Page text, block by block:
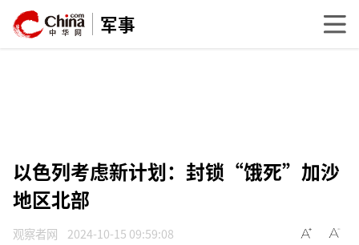
军事
以色列考虑新计划：封锁“饿死”加沙
地区北部
观察者网 2024-10-15 09:59:08